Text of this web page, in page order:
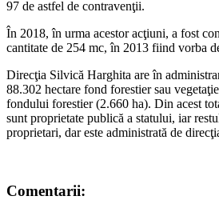
97 de astfel de contravenţii.
În 2018, în urma acestor acţiuni, a fost
cantitate de 254 mc, în 2013 fiind vorba
Direcţia Silvică Harghita are în
88.302 hectare fond forestier sau
fondului forestier (2.660 ha). Din acest
sunt proprietate publică a statului, iar
proprietari, dar este administrată de
Comentarii: